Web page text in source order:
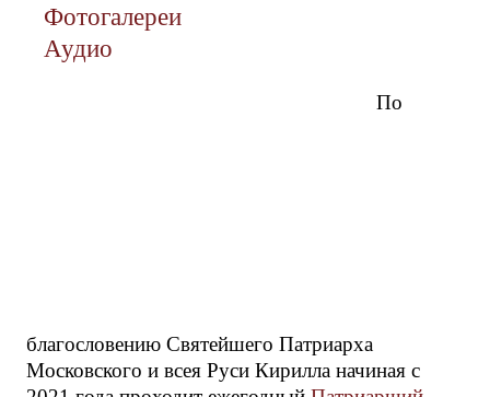
Фотогалереи
Аудио
По
благословению Святейшего Патриарха
Московского и всея Руси Кирилла начиная с